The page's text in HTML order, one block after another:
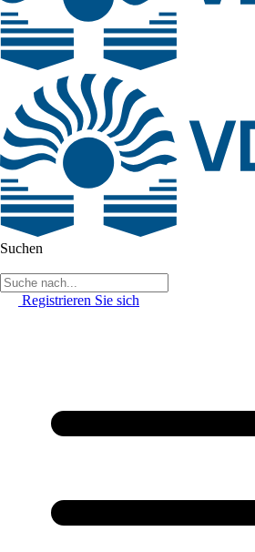
Suchen
Registrieren Sie sich